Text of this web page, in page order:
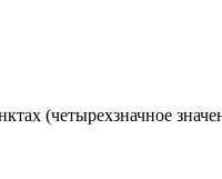
(четырехзначное